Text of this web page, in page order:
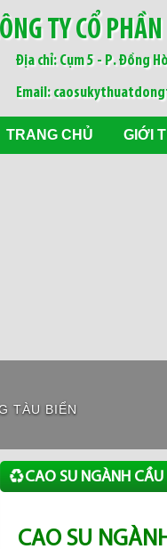
TY CỔ
Địa chỉ: Cụm 5 - P. Đồng
Email:
TRANG CHỦ GIỚI
TÀU BIỂN
CAO SU NGÀNH
CAO SU